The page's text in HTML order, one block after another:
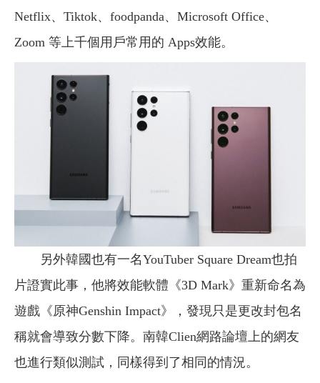
Netflix、Tiktok、foodpanda、Microsoft Office、
Zoom 等上千個用戶常用的 Apps效能。
另外韓國也有一名YouTuber Square Dream也拍
片證實此事，他將效能軟體《3D Mark》重新命名為
遊戲《原神Genshin Impact》，發現只是更改封包名
稱就會導致分數下降。南韓Clien網路論壇上的網友
也進行類似測試，同樣得到了相同的情況。